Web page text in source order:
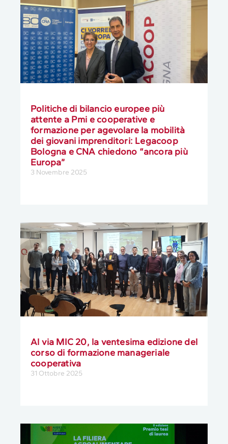
Politiche di bilancio europee più
attente a Pmi e cooperative e
formazione per agevolare la mobilità
dei giovani imprenditori: Legacoop
Bologna e CNA chiedono “ancora più
Europa”
3 Novembre 2025
Al via MIC 20, la ventesima edizione del
corso di formazione manageriale
cooperativa
31 Ottobre 2025